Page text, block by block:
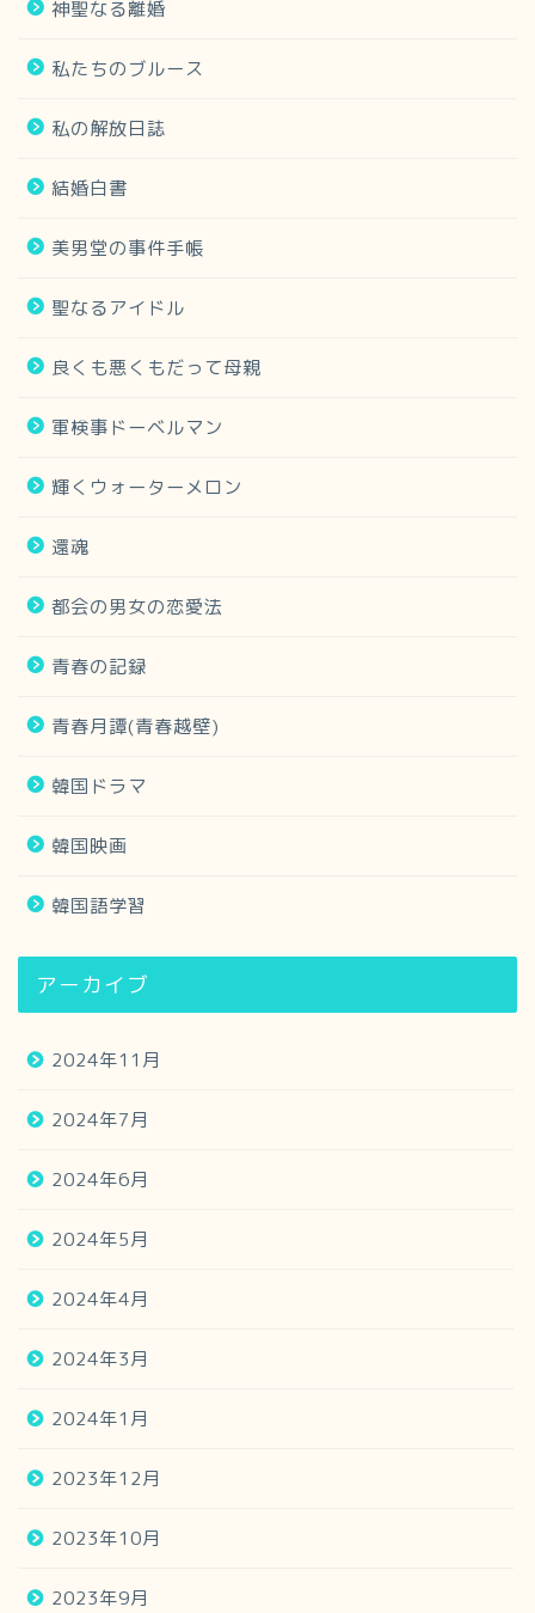
神聖なる離婚
私たちのブルース
私の解放日誌
結婚白書
美男堂の事件手帳
聖なるアイドル
良くも悪くもだって母親
軍検事ドーベルマン
輝くウォーターメロン
還魂
都会の男女の恋愛法
青春の記録
青春月譚(青春越壁)
韓国ドラマ
韓国映画
韓国語学習
アーカイブ
2024年11月
2024年7月
2024年6月
2024年5月
2024年4月
2024年3月
2024年1月
2023年12月
2023年10月
2023年9月